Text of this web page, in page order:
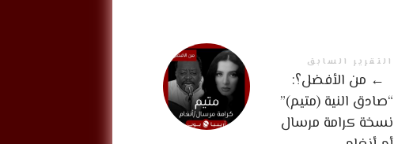
التقرير السابق
← من الأفضل؟:
“صادق النية (متيم)”
نسخة كرامة مرسال